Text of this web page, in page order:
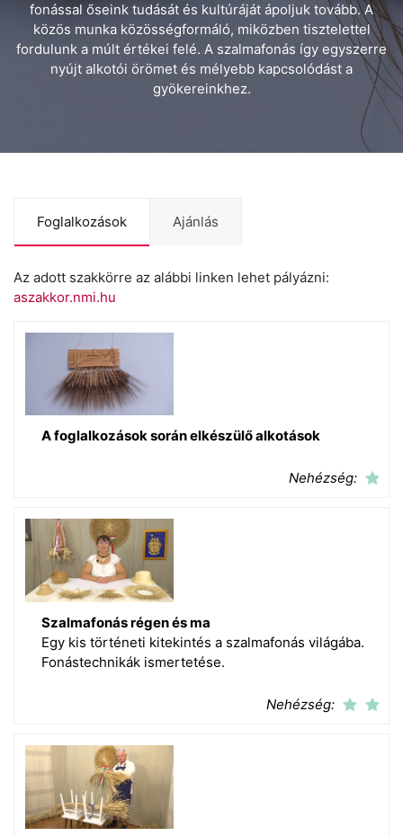
fonással őseink tudását és kultúráját ápoljuk tovább. A
közös munka közösségformáló, miközben tisztelettel
fordulunk a múlt értékei felé. A szalmafonás így egyszerre
nyújt alkotói örömet és mélyebb kapcsolódást a
gyökereinkhez.
Foglalkozások Ajánlás
Az adott szakkörre az alábbi linken lehet pályázni:
aszakkor.nmi.hu
A foglalkozások során elkészülő alkotások
Nehézség:
Szalmafonás régen és ma
Egy kis történeti kitekintés a szalmafonás világába.
Fonástechnikák ismertetése.
Nehézség: